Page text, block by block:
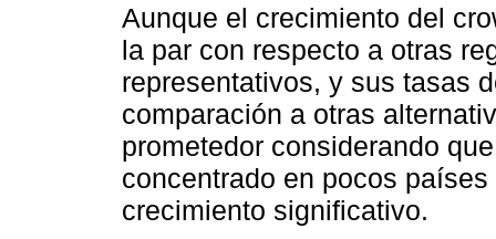
Aunque el crecimiento del
la par con respecto a otras
representativos, y sus tasas
comparación a otras
prometedor considerando
concentrado en pocos
crecimiento significativo.